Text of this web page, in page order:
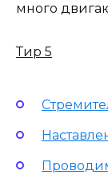
много
Тир 5